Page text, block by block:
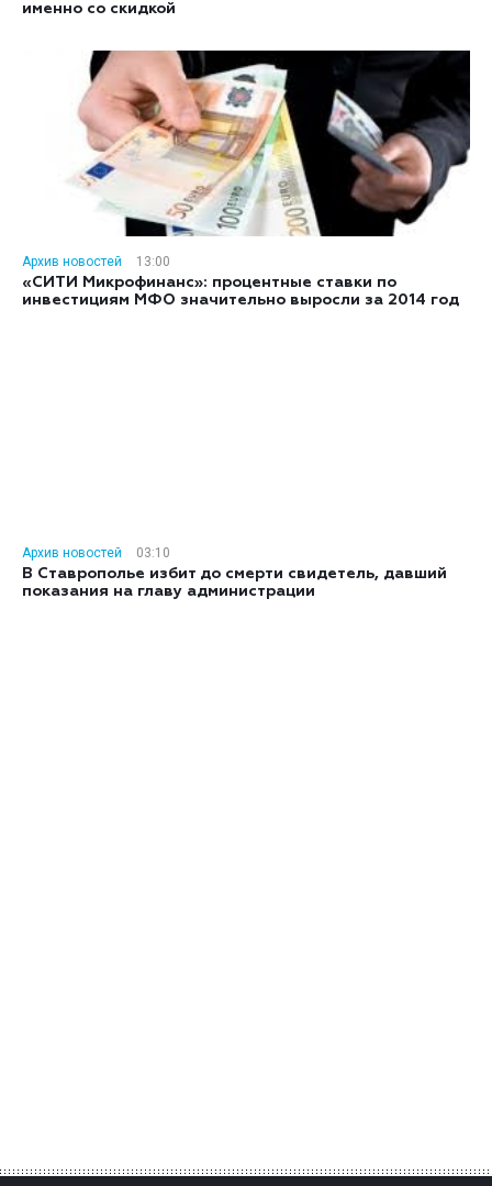
именно со скидкой
Архив новостей
13:00
«СИТИ Микрофинанс»: процентные ставки по
инвестициям МФО значительно выросли за 2014 год
Архив новостей
03:10
В Ставрополье избит до смерти свидетель, давший
показания на главу администрации